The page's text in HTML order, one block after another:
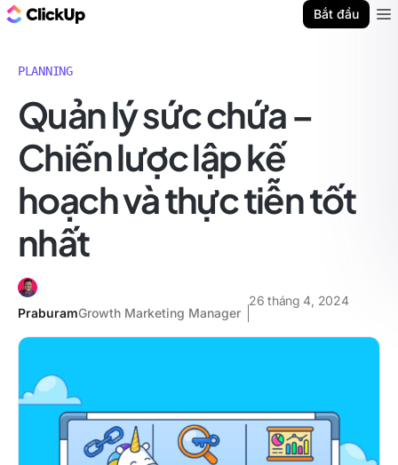
Bắt đầu
PLANNING
Quản lý sức chứa –
Chiến lược lập kế
hoạch và thực tiễn tốt
nhất
PraburamGrowth Marketing Manager
26 tháng 4, 2024